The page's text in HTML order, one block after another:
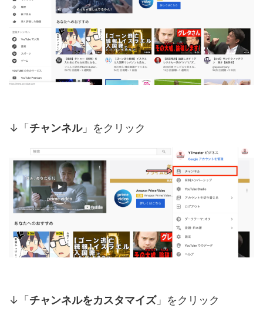
↓「 チャンネル」をクリック
↓「 チャンネルをカスタマイズ」をクリック